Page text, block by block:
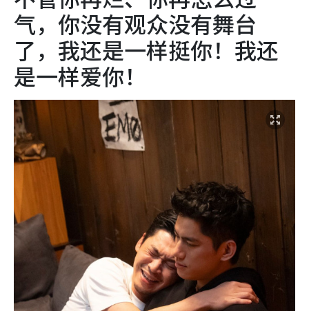
气，你没有观众没有舞台
了，我还是一样挺你！我还
是一样爱你！